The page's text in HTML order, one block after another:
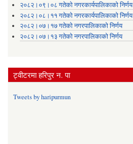
२०८२।०९।०८ गतेको नगरकार्यपालिकाको निर्णय
२०८२।०८।११ गतेको नगरकार्यपालिकाको निर्णय
२०८२।०७।१७ गतेको नगरपालिकाको निर्णय
२०८२।०७।१३ गतेको नगरपालिकाको निर्णय
ट्वीटरमा हरिपुर न. पा
Tweets by haripurmun